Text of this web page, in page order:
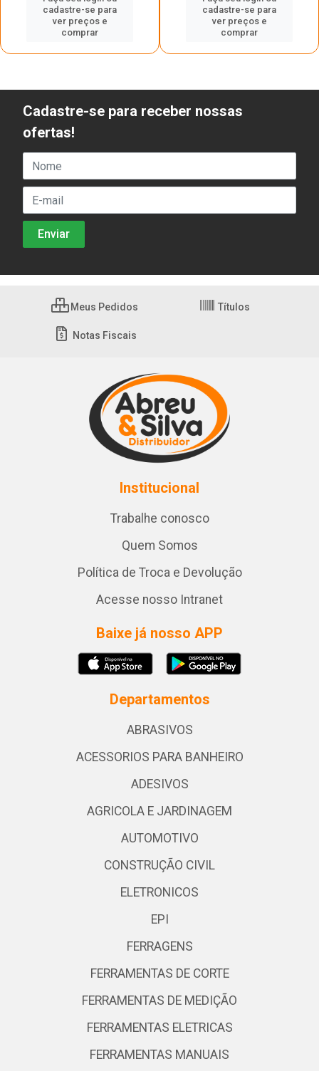
cadastre-se para
ver preços e
comprar
cadastre-se para
ver preços e
comprar
Cadastre-se para receber nossas
ofertas!
Meus Pedidos Títulos
Notas Fiscais
Institucional
Trabalhe conosco
Quem Somos
Política de Troca e Devolução
Acesse nosso Intranet
Baixe já nosso APP
Departamentos
ABRASIVOS
ACESSORIOS PARA BANHEIRO
ADESIVOS
AGRICOLA E JARDINAGEM
AUTOMOTIVO
CONSTRUÇÃO CIVIL
ELETRONICOS
EPI
FERRAGENS
FERRAMENTAS DE CORTE
FERRAMENTAS DE MEDIÇÃO
FERRAMENTAS ELETRICAS
FERRAMENTAS MANUAIS